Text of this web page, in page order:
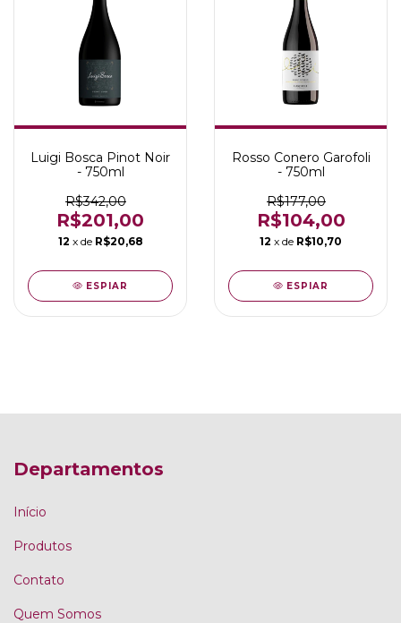
Luigi Bosca Pinot Noir
- 750ml
R$342,00
R$201,00
12 x de R$20,68
ESPIAR
Rosso Conero Garofoli
- 750ml
R$177,00
R$104,00
12 x de R$10,70
ESPIAR
Departamentos
Início
Produtos
Contato
Quem Somos